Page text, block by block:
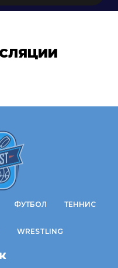
ФУТБОЛ ТЕННИС
WRESTLING